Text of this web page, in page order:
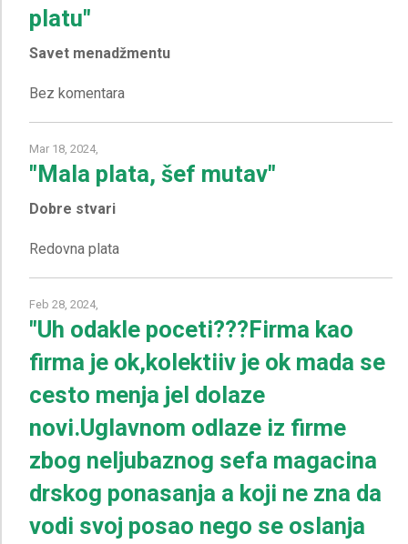
platu"
Savet menadžmentu
Mar 18, 2024,
"Mala plata, šef mutav"
Dobre stvari
Feb 28, 2024,
"Uh odakle poceti???Firma kao
firma je ok,kolektiiv je ok mada se
cesto menja jel dolaze
novi.Uglavnom odlaze iz firme
zbog neljubaznog sefa magacina
drskog ponasanja a koji ne zna da
vodi svoj posao nego se oslanja